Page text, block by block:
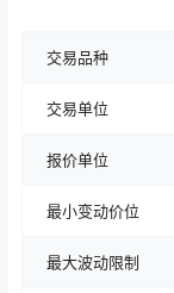
交易品种
交易单位
报价单位
最小变动价位
最大波动限制